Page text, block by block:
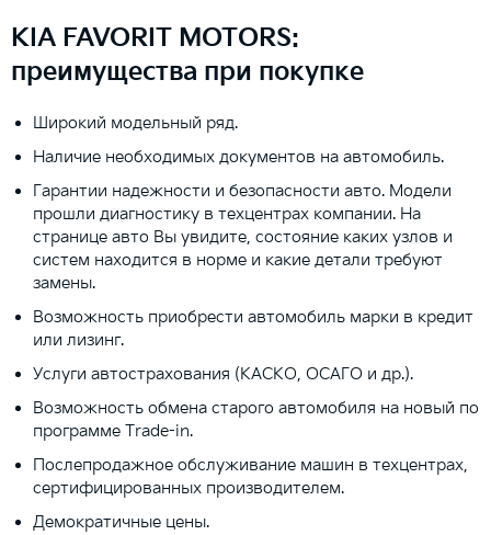
KIA FAVORIT MOTORS:
преимущества при покупке
Широкий модельный ряд.
Наличие необходимых документов на автомобиль.
Гарантии надежности и безопасности авто. Модели
прошли диагностику в техцентрах компании. На
странице авто Вы увидите, состояние каких узлов и
систем находится в норме и какие детали требуют
замены.
Возможность приобрести автомобиль марки в кредит
или лизинг.
Услуги автострахования (КАСКО, ОСАГО и др.).
Возможность обмена старого автомобиля на новый по
программе Тrade-in.
Послепродажное обслуживание машин в техцентрах,
сертифицированных производителем.
Демократичные цены.